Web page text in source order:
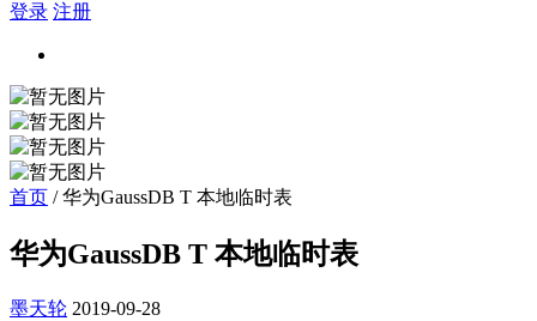
登录 注册
首页 /华为GaussDB T 本地临时表
华为GaussDB T 本地临时表
墨天轮 2019-09-28